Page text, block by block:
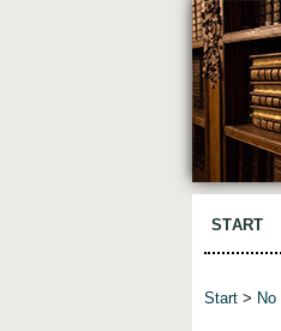
START
Start >